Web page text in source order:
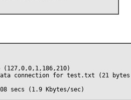
(127,0,0,1,186,210)
data connection for test.txt (21
secs (1.9 Kbytes/sec)